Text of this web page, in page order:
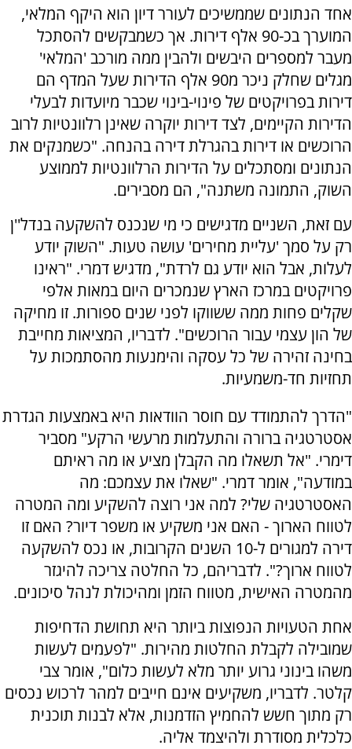
אחד הנתונים שממשיכים לעורר דיון הוא היקף המלאי,
המוערך בכ-90 אלף דירות. אך כשמבקשים להסתכל
מעבר למספרים היבשים ולהבין ממה מורכב 'המלאי'
מגלים שחלק ניכר מ90 אלף הדירות שעל המדף הם
דירות בפרויקטים של פינוי-בינוי שכבר מיועדות לבעלי
הדירות הקיימים, לצד דירות יוקרה שאינן רלוונטיות לרוב
הרוכשים או דירות בהגרלת דירה בהנחה. "כשמנקים את
הנתונים ומסתכלים על הדירות הרלוונטיות לממוצע
השוק, התמונה משתנה", הם מסבירים.
עם זאת, השניים מדגישים כי מי שנכנס להשקעה בנדל''ן
רק על סמך 'עליית מחירים' עושה טעות. "השוק יודע
לעלות, אבל הוא יודע גם לרדת", מדגיש דמרי. "ראינו
פרויקטים במרכז הארץ שנמכרים היום במאות אלפי
שקלים פחות ממה ששווקו לפני שנים ספורות. זו מחיקה
של הון עצמי עבור הרוכשים". לדבריו, המציאות מחייבת
בחינה זהירה של כל עסקה והימנעות מהסתמכות על
תחזיות חד-משמעיות.
"הדרך להתמודד עם חוסר הוודאות היא באמצעות הגדרת
אסטרטגיה ברורה והתעלמות מרעשי הרקע" מסביר
דימרי. "אל תשאלו מה הקבלן מציע או מה ראיתם
במודעה", אומר דמרי. "שאלו את עצמכם: מה
האסטרטגיה שלי? למה אני רוצה להשקיע ומה המטרה
לטווח הארוך - האם אני משקיע או משפר דיור? האם זו
דירה למגורים ל-10 השנים הקרובות, או נכס להשקעה
לטווח ארוך?". לדבריהם, כל החלטה צריכה להיגזר
מהמטרה האישית, מטווח הזמן ומהיכולת לנהל סיכונים.
אחת הטעויות הנפוצות ביותר היא תחושת הדחיפות
שמובילה לקבלת החלטות מהירות. "לפעמים לעשות
משהו בינוני גרוע יותר מלא לעשות כלום", אומר צבי
קלטר. לדבריו, משקיעים אינם חייבים למהר לרכוש נכסים
רק מתוך חשש להחמיץ הזדמנות, אלא לבנות תוכנית
כלכלית מסודרת ולהיצמד אליה.